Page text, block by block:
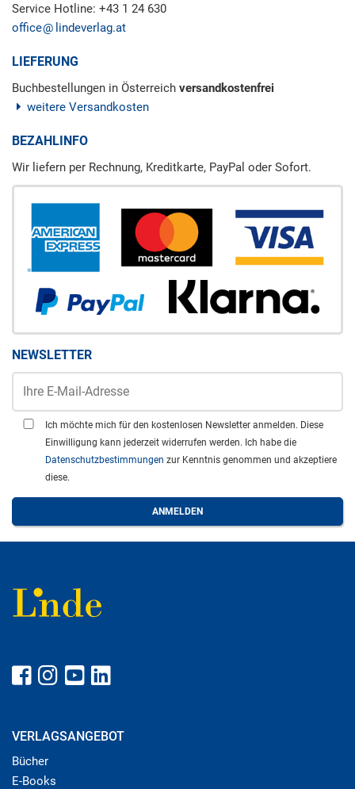
Service Hotline: +43 1 24 630
office
lindeverlag.at
LIEFERUNG
Buchbestellungen in Österreich versandkostenfrei
weitere Versandkosten
BEZAHLINFO
Wir liefern per Rechnung, Kreditkarte, PayPal oder Sofort.
NEWSLETTER
Ich möchte mich für den kostenlosen Newsletter anmelden. Diese
Einwilligung kann jederzeit widerrufen werden. Ich habe die
Datenschutzbestimmungen zur Kenntnis genommen und akzeptiere
diese.
VERLAGSANGEBOT
Bücher
E-Books